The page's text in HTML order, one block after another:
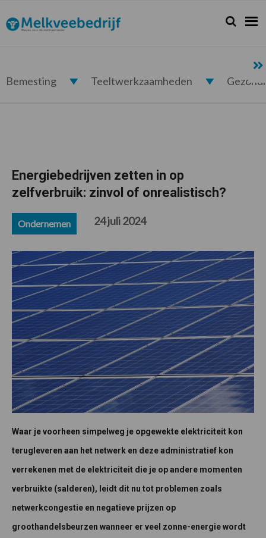
de
hoofdnavigatie
de
hoofd
de
eerste
de
voettekst
Melkveebedrijf.nl Zoeken...
Zoek
Bemesting Teeltwerkzaamheden
Energiebedrijven zetten in op
zelfverbruik: zinvol of onrealistisch?
Ondernemen 24 juli 2024
Waar je voorheen simpelweg je opgewekte elektriciteit kon
terugleveren aan het netwerk en deze administratief kon
verrekenen met de elektriciteit die je op andere momenten
verbruikte (salderen), leidt dit nu tot problemen zoals
netwerkcongestie en negatieve prijzen op
groothandelsbeurzen wanneer er veel zonne-energie wordt